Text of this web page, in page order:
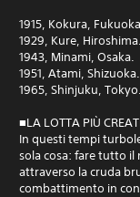
1915, Kokura,
1929, Kure, Hiroshima.
1943, Minami, Osaka.
1951, Atami, Shizuoka.
1965, Shinjuku, Tokyo.
■LA LOTTA PIÙ
In questi tempi
sola cosa: fare tutto
attraverso la cruda
combattimento in